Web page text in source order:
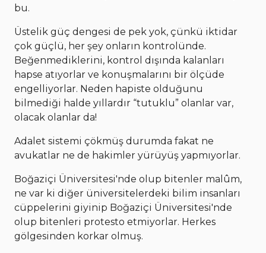
bu.
Üstelik güç dengesi de pek yok, çünkü iktidar
çok güçlü, her şey onların kontrolünde.
Beğenmediklerini, kontrol dışında kalanları
hapse atıyorlar ve konuşmalarını bir ölçüde
engelliyorlar. Neden hapiste olduğunu
bilmediği halde yıllardır “tutuklu” olanlar var,
olacak olanlar da!
Adalet sistemi çökmüş durumda fakat ne
avukatlar ne de hakimler yürüyüş yapmıyorlar.
Boğaziçi Üniversitesi'nde olup bitenler malûm,
ne var ki diğer üniversitelerdeki bilim insanları
cüppelerini giyinip Boğaziçi Üniversitesi'nde
olup bitenleri protesto etmiyorlar. Herkes
gölgesinden korkar olmuş.